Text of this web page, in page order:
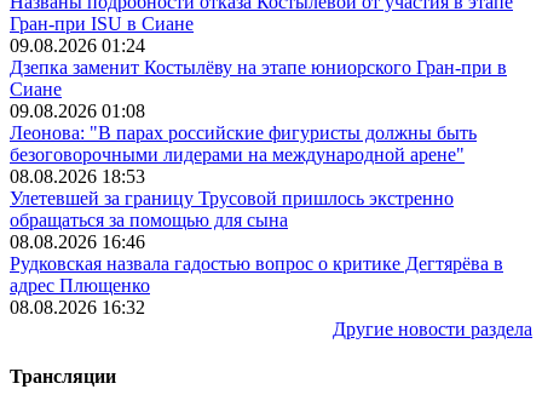
Гран-при ISU в Сиане
09.08.2026 01:24
Дзепка заменит Костылёву на этапе юниорского Гран-при в
Сиане
09.08.2026 01:08
Леонова: "В парах российские фигуристы должны быть
безоговорочными лидерами на международной арене"
08.08.2026 18:53
Улетевшей за границу Трусовой пришлось экстренно
обращаться за помощью для сына
08.08.2026 16:46
Рудковская назвала гадостью вопрос о критике Дегтярёва в
адрес Плющенко
08.08.2026 16:32
Другие новости раздела
Трансляции